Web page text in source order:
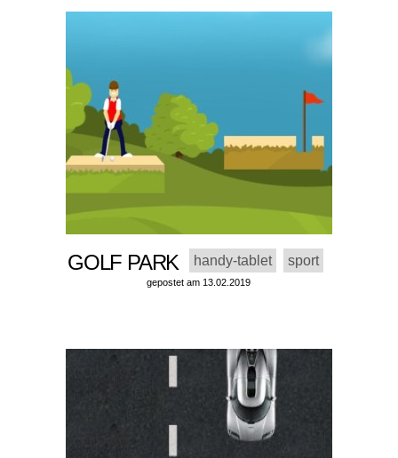
GOLF PARK handy-tablet sport
gepostet am 13.02.2019